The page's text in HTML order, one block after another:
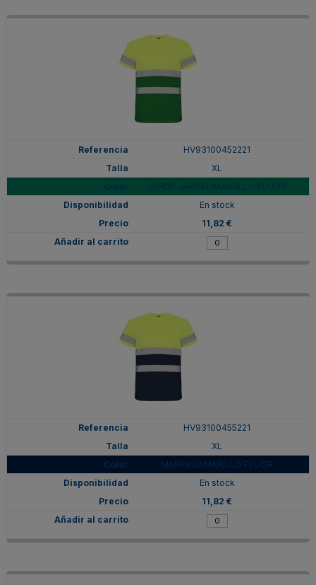
HV93100452221
XL
En stock
11,82 €
HV93100455221
XL
MARINO/AMARILLO FLUOR
En stock
11,82 €